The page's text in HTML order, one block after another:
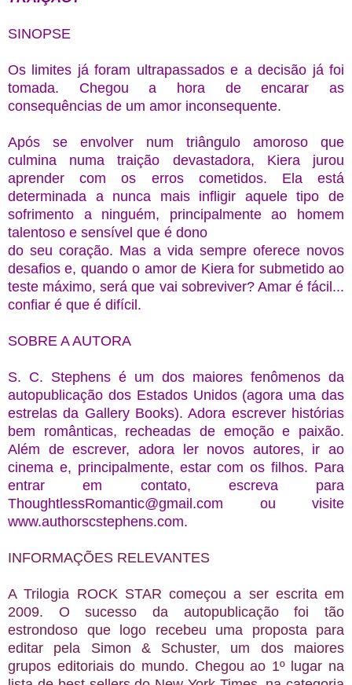
SINOPSE
Os limites já foram ultrapassados e a decisão já foi
tomada. Chegou a hora de encarar as
consequências de um amor inconsequente.
Após se envolver num triângulo amoroso que
culmina numa traição devastadora, Kiera jurou
aprender com os erros cometidos. Ela está
determinada a nunca mais infligir aquele tipo de
sofrimento a ninguém, principalmente ao homem
talentoso e sensível que é dono
do seu coração. Mas a vida sempre oferece novos
desafios e, quando o amor de Kiera for submetido ao
teste máximo, será que vai sobreviver? Amar é fácil...
confiar é que é difícil.
SOBRE A AUTORA
S. C. Stephens é um dos maiores fenômenos da
autopublicação dos Estados Unidos (agora uma das
estrelas da Gallery Books). Adora escrever histórias
bem românticas, recheadas de emoção e paixão.
Além de escrever, adora ler novos autores, ir ao
cinema e, principalmente, estar com os filhos. Para
entrar em contato, escreva para
ThoughtlessRomantic@gmail.com ou visite
www.authorscstephens.com.
INFORMAÇÕES RELEVANTES
A Trilogia ROCK STAR começou a ser escrita em
2009. O sucesso da autopublicação foi tão
estrondoso que logo recebeu uma proposta para
editar pela Simon & Schuster, um dos maiores
grupos editoriais do mundo. Chegou ao 1º lugar na